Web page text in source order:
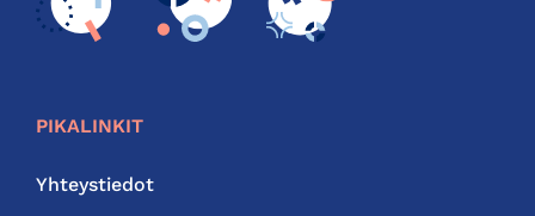
PIKALINKIT
Yhteystiedot